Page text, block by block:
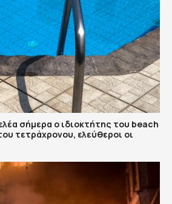
σήμερα ο ιδιοκτήτης του beach
τετράχρονου, ελεύθεροι οι